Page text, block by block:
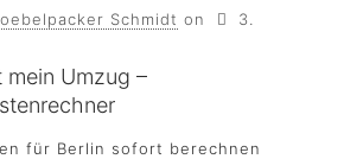
Schmidt on
3.
mein Umzug –
für Berlin sofort berechnen